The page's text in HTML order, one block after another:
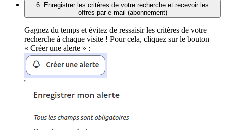
6. Enregistrer les critères de votre recherche et recevoir les
offres par e-mail (abonnement)
Gagnez du temps et évitez de ressaisir les critères de votre
recherche à chaque visite ! Pour cela, cliquez sur le bouton
« Créer une alerte » :